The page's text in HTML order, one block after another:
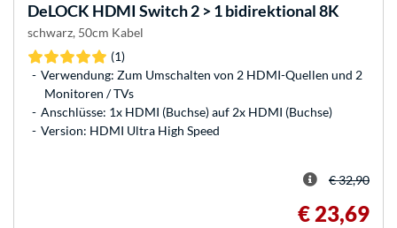
DeLOCK HDMI Switch 2 > 1 bidirektional 8K
schwarz, 50cm Kabel
(1)
Verwendung: Zum Umschalten von 2 HDMI-Quellen und 2
Monitoren / TVs
Anschlüsse: 1x HDMI (Buchse) auf 2x HDMI (Buchse)
Version: HDMI Ultra High Speed
€ 32,90
€ 23,69